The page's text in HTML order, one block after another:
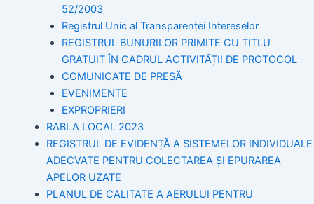
52/2003
Registrul Unic al Transparenței Intereselor
REGISTRUL BUNURILOR PRIMITE CU TITLU
GRATUIT ÎN CADRUL ACTIVITĂȚII DE PROTOCOL
COMUNICATE DE PRESĂ
EVENIMENTE
EXPROPRIERI
RABLA LOCAL 2023
REGISTRUL DE EVIDENȚĂ A SISTEMELOR INDIVIDUALE
ADECVATE PENTRU COLECTAREA ȘI EPURAREA
APELOR UZATE
PLANUL DE CALITATE A AERULUI PENTRU